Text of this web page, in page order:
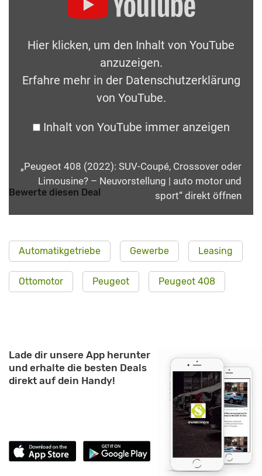
Hier klicken, um den Inhalt von YouTube
anzuzeigen.
Erfahre mehr in der Datenschutzerklärung
von YouTube.
Inhalt von YouTube immer anzeigen
„Peugeot 408 (2022): SUV-Coupé, Crossover oder
Limousine? – Neuvorstellung | auto motor und
sport“ direkt öffnen
Bewerte diesen Deal
Automatikgetriebe Gewerbe Leasing
Ottomotor Peugeot Peugeot 408
Lade dir unsere App herunter
und erhalte die besten Deals
direkt auf dein Handy!